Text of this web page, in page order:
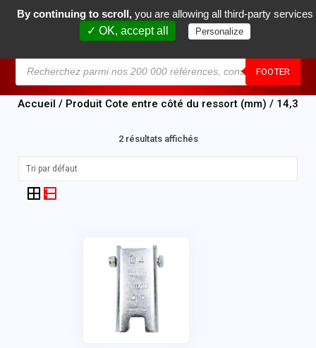
FOOTER
0
Accueil / Produit Cote entre côté du ressort (mm) / 14,3
2 résultats affichés
By continuing to scroll, you are allowing all third-party services
✓ OK, accept all
Personalize